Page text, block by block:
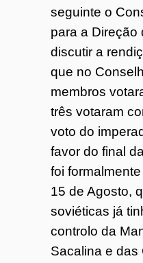
seguinte o
para a Direção
discutir a
que no
membros
três votaram
voto do
favor do final
foi
15 de Agosto,
soviéticas já
controlo da
Sacalina e das